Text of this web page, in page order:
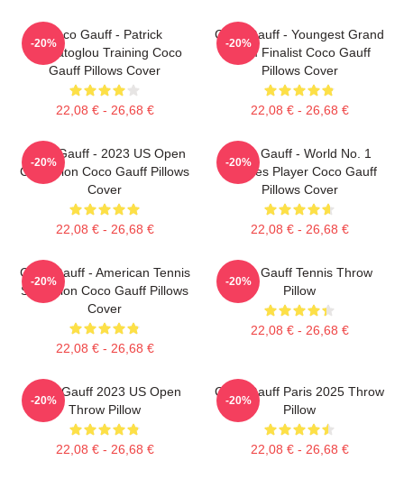
Coco Gauff - Patrick
Mouratoglou Training Coco
Gauff Pillows Cover
22,08 € - 26,68 €
-20%
Coco Gauff - Youngest Grand
Slam Finalist Coco Gauff
Pillows Cover
22,08 € - 26,68 €
-20%
Coco Gauff - 2023 US Open
Champion Coco Gauff Pillows
Cover
22,08 € - 26,68 €
-20%
Coco Gauff - World No. 1
Doubles Player Coco Gauff
Pillows Cover
22,08 € - 26,68 €
-20%
Coco Gauff - American Tennis
Sensation Coco Gauff Pillows
Cover
22,08 € - 26,68 €
-20%
Coco Gauff Tennis Throw
Pillow
22,08 € - 26,68 €
-20%
Coco Gauff 2023 US Open
Throw Pillow
22,08 € - 26,68 €
-20%
Coco Gauff Paris 2025 Throw
Pillow
22,08 € - 26,68 €
-20%